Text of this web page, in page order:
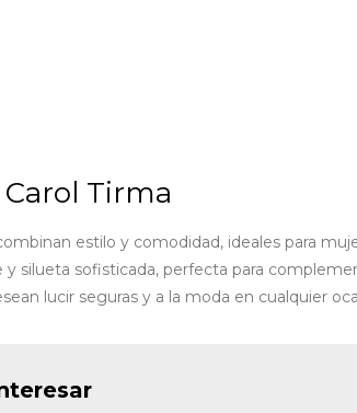
Tirma
estilo y comodidad, ideales para
silueta sofisticada, perfecta para
lucir seguras y a la moda en cualquier